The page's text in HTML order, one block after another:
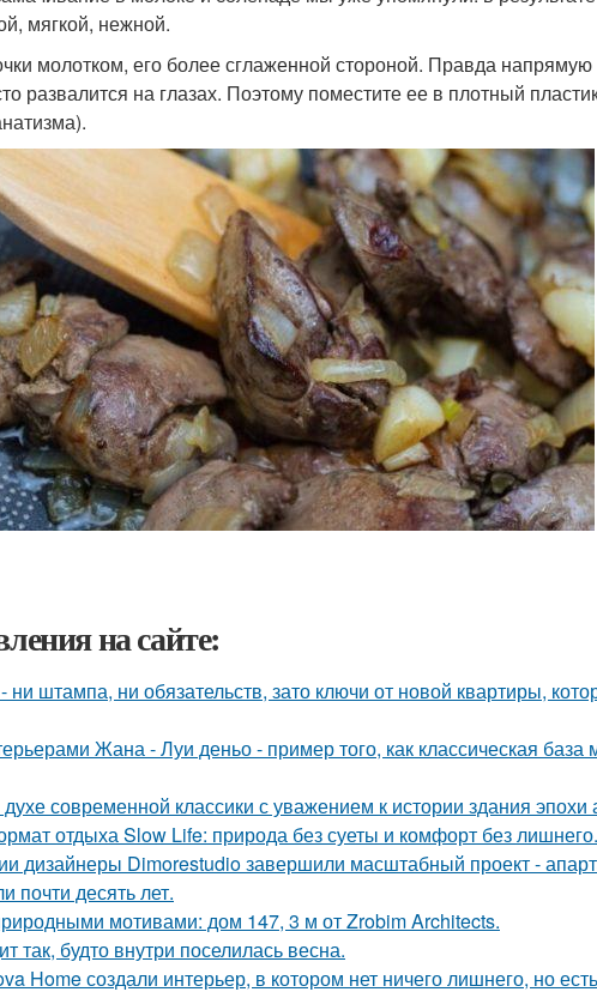
мягкой, нежной.
молотком, его более сглаженной стороной. Правда напрямую
развалится на глазах. Поэтому поместите ее в плотный
на сайте:
ни штампа, ни обязательств, зато ключи от новой квартиры,
Жана - Луи деньо - пример того, как классическая база
современной классики с уважением к истории здания эпохи
отдыха Slow Life: природа без суеты и комфорт без лишнего.
дизайнеры Dimorestudio завершили масштабный проект -
почти десять лет.
мотивами: дом 147, 3 м от Zrobim Architects.
так, будто внутри поселилась весна.
Home создали интерьер, в котором нет ничего лишнего, но